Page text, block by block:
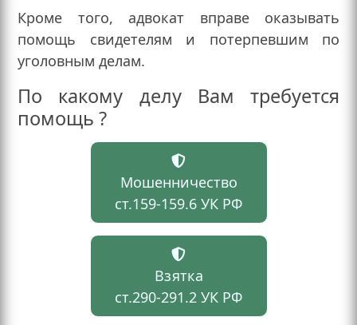
Кроме того, адвокат вправе оказывать
помощь свидетелям и потерпевшим по
уголовным делам.
По какому делу Вам требуется
помощь ?
Мошенничество
ст.159-159.6 УК РФ
Взятка
ст.290-291.2 УК РФ